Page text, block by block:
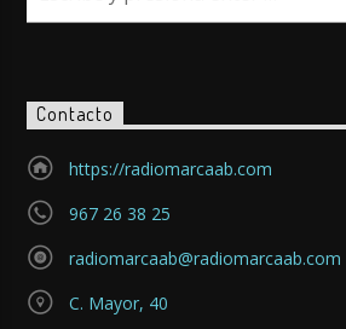
Contacto
https://radiomarcaab.com
967 26 38 25
radiomarcaab@radiomarcaab.com
C. Mayor, 40